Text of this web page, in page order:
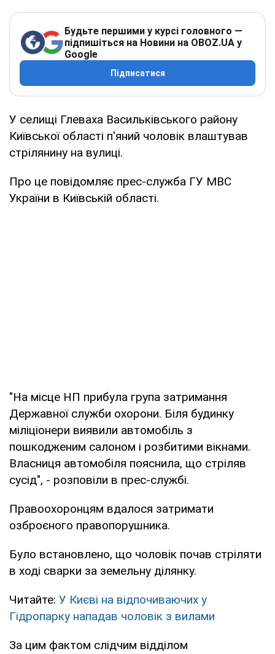
Будьте першими у курсі головного —
підпишіться на Новини на OBOZ.UA у
Google
Підписатися
У селищі Глеваха Васильківського району
Київської області п'яний чоловік влаштував
стрілянину на вулиці.
Про це повідомляє прес-служба ГУ МВС
України в Київській області.
"На місце НП прибула група затримання
Державної служби охорони. Біля будинку
міліціонери виявили автомобіль з
пошкодженим салоном і розбитими вікнами.
Власниця автомобіля пояснила, що стріляв
сусід", - розповіли в прес-службі.
Правоохоронцям вдалося затримати
озброєного правопорушника.
Було встановлено, що чоловік почав стріляти
в ході сварки за земельну ділянку.
Читайте: У Києві на відпочиваючих у
Гідропарку нападав чоловік з вилами
За цим фактом слідчим відділом